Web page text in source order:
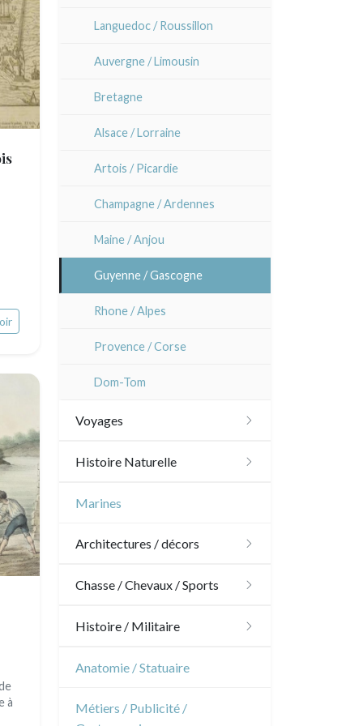
à
Lisa Takahashi
Cleo Wilkinson
Divers
Languedoc / Roussillon
Auvergne / Limousin
Bretagne
Alsace / Lorraine
Artois / Picardie
Champagne / Ardennes
Maine / Anjou
Guyenne / Gascogne
Rhone / Alpes
Provence / Corse
Dom-Tom
Voyages
Amériques
Italie
Rome
Espagne / Portugal
Histoire Naturelle
Oiseaux
Pierre-Joseph Redouté
Marines
Architectures / décors
Architecture
Chasse / Chevaux / Sports
Chasse
Histoire / Militaire
Militaire
Anatomie / Statuaire
Métiers / Publicité /